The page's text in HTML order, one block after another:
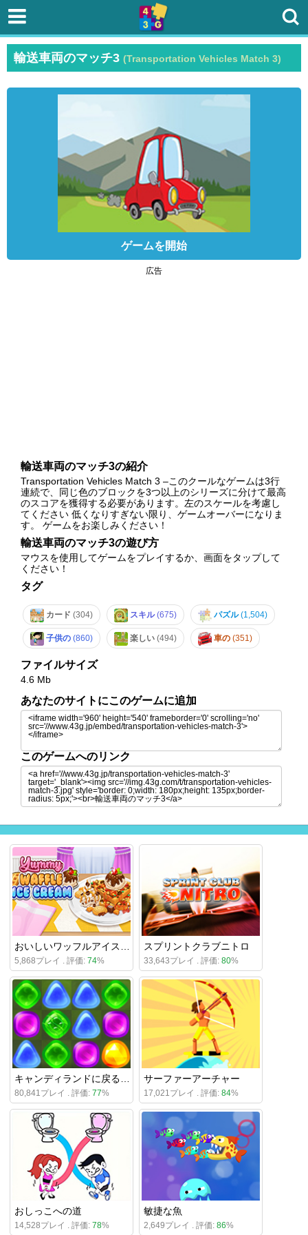
輸送車両のマッチ3 (Transportation Vehicles Match 3)
ゲームを開始
広告
輸送車両のマッチ3の紹介
Transportation Vehicles Match 3 –このクールなゲームは3行
連続で、同じ色のブロックを3つ以上のシリーズに分けて最高
のスコアを獲得する必要があります。左のスケールを考慮し
てください 低くなりすぎない限り、ゲームオーバーになりま
す。 ゲームをお楽しみください！
輸送車両のマッチ3の遊び方
マウスを使用してゲームをプレイするか、画面をタップして
ください！
タグ
カード (304) スキル(675) パズル(1,504)
子供の (860) 楽しい (494) 車の (351)
ファイルサイズ
4.6 Mb
あなたのサイトにこのゲームに追加
このゲームへのリンク
5,868プレイ . 評価: 74%
スプリントクラブニトロ
33,643プレイ . 評価: 80%
80,841プレイ . 評価: 77%
サーファーアーチャー
17,021プレイ . 評価: 84%
おしっこへの道
14,528プレイ . 評価: 78%
敏捷な魚
2,649プレイ . 評価: 86%